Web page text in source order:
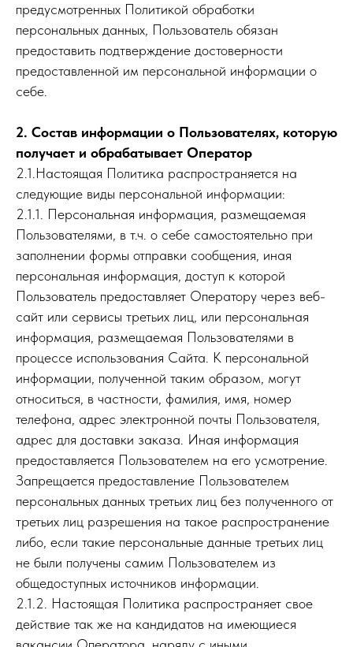
предусмотренных Политикой обработки
персональных данных, Пользователь обязан
предоставить подтверждение достоверности
предоставленной им персональной информации о
себе.
2. Состав информации о Пользователях, которую
получает и обрабатывает Оператор
2.1.Настоящая Политика распространяется на
следующие виды персональной информации:
2.1.1. Персональная информация, размещаемая
Пользователями, в т.ч. о себе самостоятельно при
заполнении формы отправки сообщения, иная
персональная информация, доступ к которой
Пользователь предоставляет Оператору через веб-
сайт или сервисы третьих лиц, или персональная
информация, размещаемая Пользователями в
процессе использования Сайта. К персональной
информации, полученной таким образом, могут
относиться, в частности, фамилия, имя, номер
телефона, адрес электронной почты Пользователя,
адрес для доставки заказа. Иная информация
предоставляется Пользователем на его усмотрение.
Запрещается предоставление Пользователем
персональных данных третьих лиц без полученного от
третьих лиц разрешения на такое распространение
либо, если такие персональные данные третьих лиц
не были получены самим Пользователем из
общедоступных источников информации.
2.1.2. Настоящая Политика распространяет свое
действие так же на кандидатов на имеющиеся